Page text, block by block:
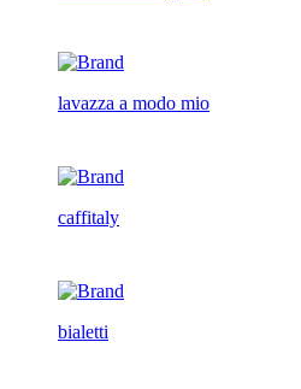
lavazza a modo mio
caffitaly
bialetti